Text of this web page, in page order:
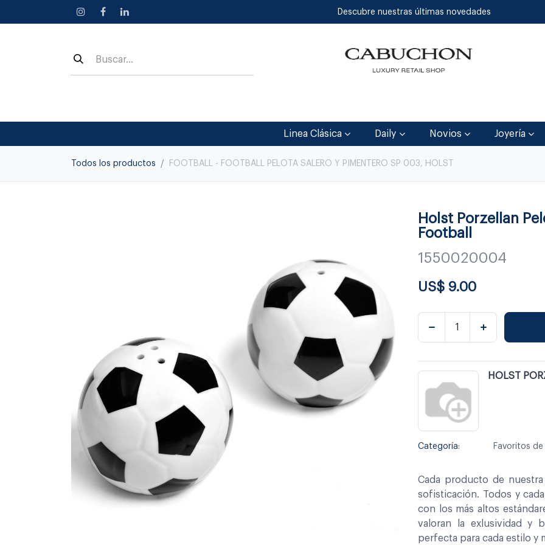
Descubre nuestras últimas novedades
Linea Clásica Daily Novios Joyería
Todos los productos FOOTBALL - FOOTBALL PELOTA SALERO Y PIMENTERO SP 003, HOLST
Holst Porzellan
Football
1550020004
US$ 9.00
HOLST
Categoría: Favoritos
Cada producto de
sofisticación. Todos y
con los más altos
valoran la exlusividad y
perfecta para cada estilo y